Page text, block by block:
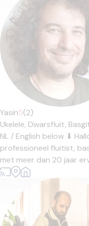
Yasin5(2)
Ukelele, Dwarsfluit,
NL / English below ⬇
professioneel fluitist,
met meer dan 20 jaar